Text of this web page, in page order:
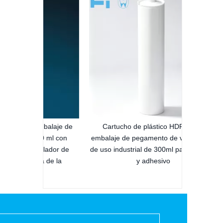
Cartucho de plástico HDPE para
embalaje de pegamento de vidrio vacío
de uso industrial de 300ml para sellador